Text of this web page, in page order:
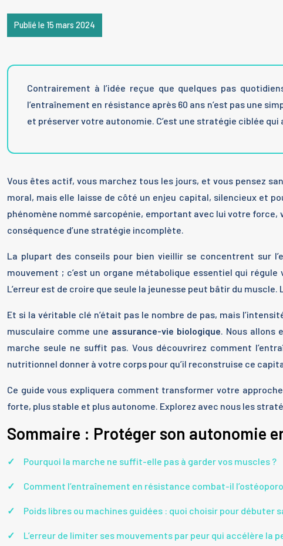
Publié le 15 mars 2024
Contrairement à l’idée reçue que quelques pas
l’entraînement en résistance après 60 ans n’est pas une
et préserver votre autonomie. C’est une stratégie ciblée
Vous êtes actif, vous marchez tous les jours, et vous pensez
moral, mais elle laisse de côté un enjeu capital, silencieux et
phénomène nommé sarcopénie, emportant avec lui votre
conséquence d’une stratégie incomplète.
La plupart des conseils pour bien vieillir se concentrent sur
mouvement ; c’est un organe métabolique essentiel qui
L’erreur est de croire que seule la jeunesse peut bâtir du
Et si la véritable clé n’était pas le nombre de pas, mais
musculaire comme une assurance-vie biologique. Nous allons
marche seule ne suffit pas. Vous découvrirez comment
nutritionnel donner à votre corps pour qu’il reconstruise ce
Ce guide vous expliquera comment transformer votre
forte, plus stable et plus autonome. Explorez avec nous les
Sommaire : Protéger son autonomie
Pourquoi la marche ne suffit-elle pas à garder vos muscles ?
Comment l’entraînement en résistance combat-il
Poids libres ou machines guidées : quoi choisir pour débuter
L’erreur de limiter ses mouvements par peur qui accélère la